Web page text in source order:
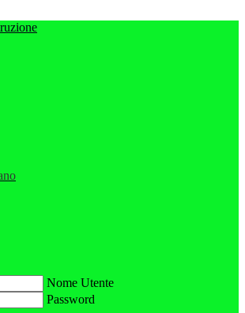
Nome Utente
Password